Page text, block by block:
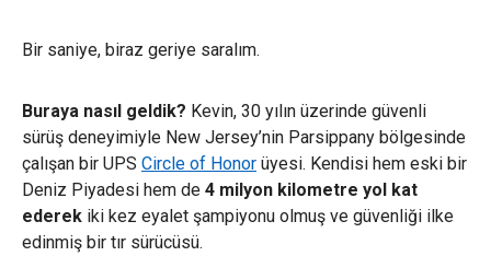
Bir saniye, biraz geriye saralım.
Buraya nasıl geldik? Kevin, 30 yılın üzerinde güvenli
sürüş deneyimiyle New Jersey’nin Parsippany bölgesinde
çalışan bir UPS Circle of Honor üyesi. Kendisi hem eski bir
Deniz Piyadesi hem de 4 milyon kilometre yol kat
ederek iki kez eyalet şampiyonu olmuş ve güvenliği ilke
edinmiş bir tır sürücüsü.